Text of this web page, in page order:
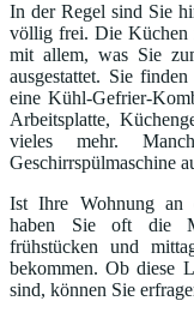
In der Regel sind Sie
völlig frei. Die Küchen
mit allem, was Sie
ausgestattet. Sie
eine Kühl-Gefrier-
Arbeitsplatte,
vieles mehr.
Geschirrspülmaschine
Ist Ihre Wohnung an
haben Sie oft die
frühstücken und
bekommen. Ob diese
sind, können Sie